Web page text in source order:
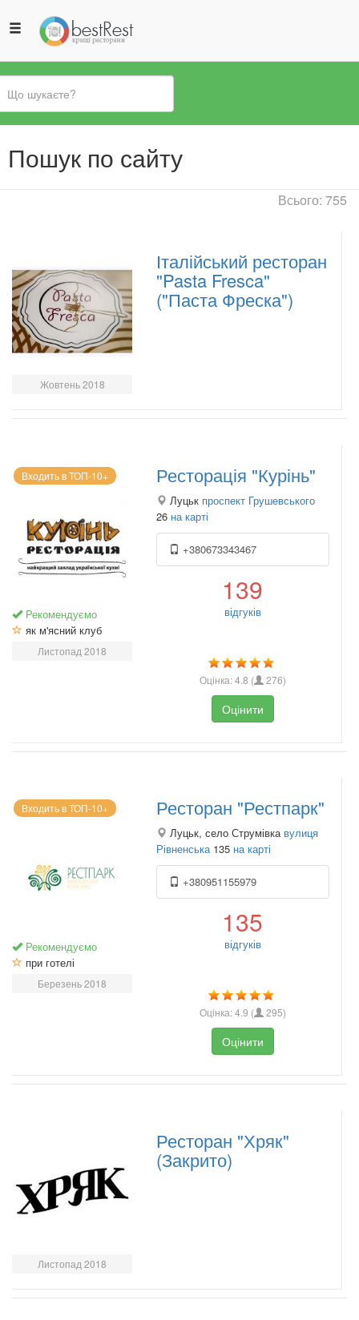
Ви
єПошук по сайту
Всього: 755
Жовтень 2018
Італійський ресторан
"Pasta Fresca"
("Паста Фреска")
Входить в ТОП-10+
Рекомендуємо
як м'ясний клуб
Листопад 2018
Ресторація "Курінь"
Луцьк проспект Грушевського
26 на карті
+380673343467
139
відгуків
Оцінка:4.8 ( 276)
Оцінити
Входить в ТОП-10+
Рекомендуємо
при готелі
Березень 2018
Ресторан "Рестпарк"
Луцьк, село Струмівка вулиця
Рівненська135 на карті
+380951155979
135
відгуків
Оцінка:4.9 ( 295)
Оцінити
Листопад 2018
Ресторан "Хряк"
(Закрито)